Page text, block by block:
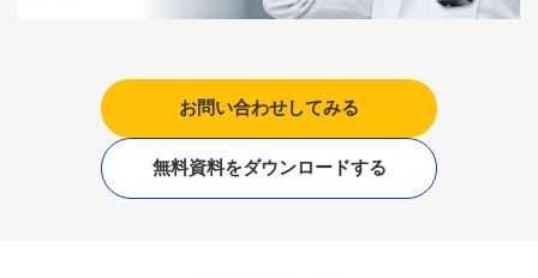
お問い合わせしてみる
無料資料をダウンロードする